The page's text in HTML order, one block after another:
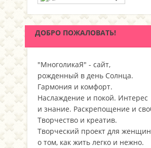
ДОБРО ПОЖАЛОВАТЬ!
"МноголикаЯ" - сайт,
рожденный в день Солнца.
Гармония и комфорт.
Наслаждение и покой. Интерес
и знание. Раскрепощение и
Творчество и креатив.
Творческий проект для
о том, как жить легко и нежно.